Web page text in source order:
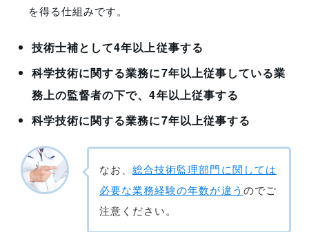
を得る仕組みです。
技術士補として4年以上従事する
科学技術に関する業務に7年以上従事している業
務上の監督者の下で、4年以上従事する
科学技術に関する業務に7年以上従事する
なお、総合技術監理部門に関しては
必要な業務経験の年数が違う のでご
注意ください。